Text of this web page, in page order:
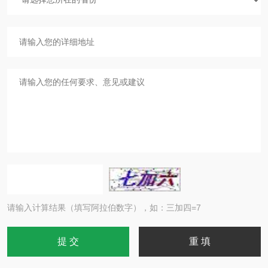
请输入计算结果（填写阿拉伯数字），如：三加四=7